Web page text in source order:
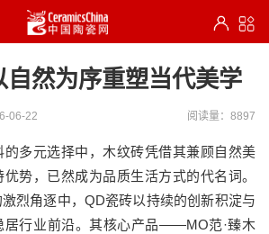
自然为序重塑当代美学
06-22 阅读量：8897
多元选择中，木纹砖凭借其兼顾自然美
势，已然成为品质生活方式的代名词。
烈角逐中，QD瓷砖以持续的创新积淀与
居行业前沿。其核心产品——MO范·臻木